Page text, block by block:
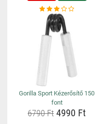
Gorilla Sport Kézerősítő 150
font
6790 Ft 4990 Ft